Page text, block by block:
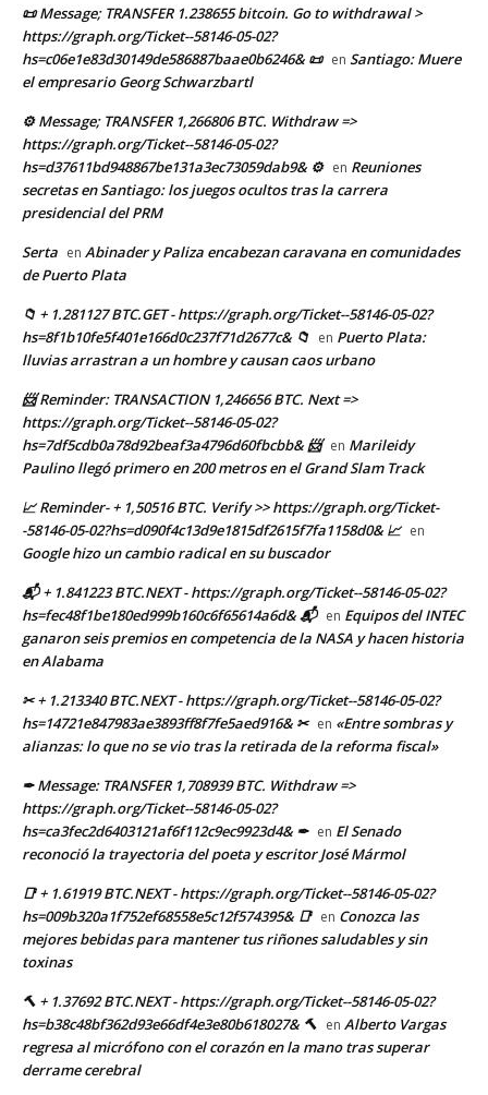
📜 Message; TRANSFER 1.238655 bitcoin. Go to withdrawal >
https://graph.org/Ticket--58146-05-02?
hs=c06e1e83d30149de586887baae0b6246& 📜 en Santiago: Muere
el empresario Georg Schwarzbartl
⚙ Message; TRANSFER 1,266806 BTC. Withdraw =>
https://graph.org/Ticket--58146-05-02?
hs=d37611bd948867be131a3ec73059dab9& ⚙ en Reuniones
secretas en Santiago: los juegos ocultos tras la carrera
presidencial del PRM
Serta en Abinader y Paliza encabezan caravana en comunidades
de Puerto Plata
📁 + 1.281127 BTC.GET - https://graph.org/Ticket--58146-05-02?
hs=8f1b10fe5f401e166d0c237f71d2677c& 📁 en Puerto Plata:
lluvias arrastran a un hombre y causan caos urbano
📨 Reminder: TRANSACTION 1,246656 BTC. Next =>
https://graph.org/Ticket--58146-05-02?
hs=7df5cdb0a78d92beaf3a4796d60fbcbb& 📨 en Marileidy
Paulino llegó primero en 200 metros en el Grand Slam Track
📈 Reminder- + 1,50516 BTC. Verify >> https://graph.org/Ticket-
-58146-05-02?hs=d090f4c13d9e1815df2615f7fa1158d0& 📈 en
Google hizo un cambio radical en su buscador
📬 + 1.841223 BTC.NEXT - https://graph.org/Ticket--58146-05-02?
hs=fec48f1be180ed999b160c6f65614a6d& 📬 en Equipos del INTEC
ganaron seis premios en competencia de la NASA y hacen historia
en Alabama
✂ + 1.213340 BTC.NEXT - https://graph.org/Ticket--58146-05-02?
hs=14721e847983ae3893ff8f7fe5aed916& ✂ en «Entre sombras y
alianzas: lo que no se vio tras la retirada de la reforma fiscal»
✒ Message: TRANSFER 1,708939 BTC. Withdraw =>
https://graph.org/Ticket--58146-05-02?
hs=ca3fec2d6403121af6f112c9ec9923d4& ✒ en El Senado
reconoció la trayectoria del poeta y escritor José Mármol
📑 + 1.61919 BTC.NEXT - https://graph.org/Ticket--58146-05-02?
hs=009b320a1f752ef68558e5c12f574395& 📑 en Conozca las
mejores bebidas para mantener tus riñones saludables y sin
toxinas
🔨 + 1.37692 BTC.NEXT - https://graph.org/Ticket--58146-05-02?
hs=b38c48bf362d93e66df4e3e80b618027& 🔨 en Alberto Vargas
regresa al micrófono con el corazón en la mano tras superar
derrame cerebral